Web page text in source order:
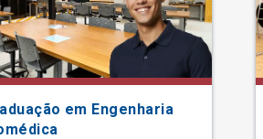
em Engenharia